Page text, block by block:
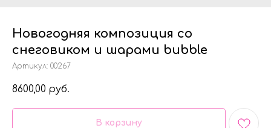
Новогодняя композиция со
снеговиком и шарами bubble
Артикул: 00267
8600,00 руб.
В корзину